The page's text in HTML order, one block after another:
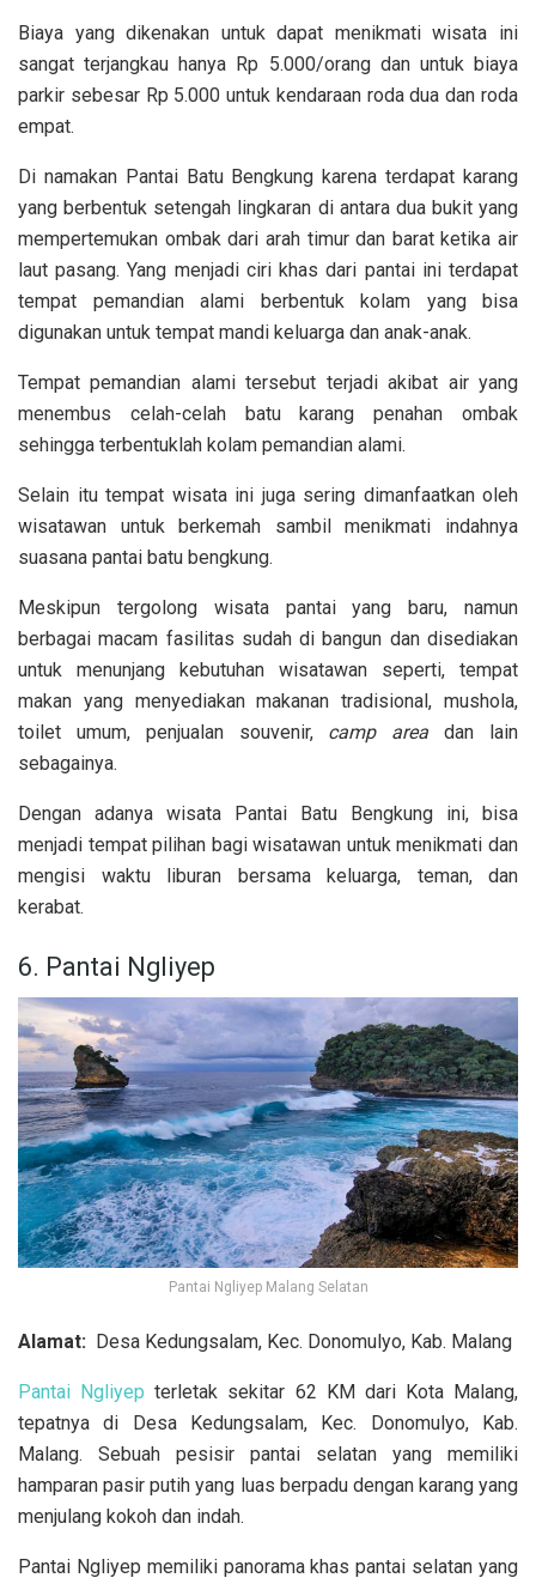
Biaya yang dikenakan untuk dapat menikmati wisata ini
sangat terjangkau hanya Rp 5.000/orang dan untuk biaya
parkir sebesar Rp 5.000 untuk kendaraan roda dua dan roda
empat.
Di namakan Pantai Batu Bengkung karena terdapat karang
yang berbentuk setengah lingkaran di antara dua bukit yang
mempertemukan ombak dari arah timur dan barat ketika air
laut pasang. Yang menjadi ciri khas dari pantai ini terdapat
tempat pemandian alami berbentuk kolam yang bisa
digunakan untuk tempat mandi keluarga dan anak-anak.
Tempat pemandian alami tersebut terjadi akibat air yang
menembus celah-celah batu karang penahan ombak
sehingga terbentuklah kolam pemandian alami.
Selain itu tempat wisata ini juga sering dimanfaatkan oleh
wisatawan untuk berkemah sambil menikmati indahnya
suasana pantai batu bengkung.
Meskipun tergolong wisata pantai yang baru, namun
berbagai macam fasilitas sudah di bangun dan disediakan
untuk menunjang kebutuhan wisatawan seperti, tempat
makan yang menyediakan makanan tradisional, mushola,
toilet umum, penjualan souvenir, camp area dan lain
sebagainya.
Dengan adanya wisata Pantai Batu Bengkung ini, bisa
menjadi tempat pilihan bagi wisatawan untuk menikmati dan
mengisi waktu liburan bersama keluarga, teman, dan
kerabat.
6. Pantai Ngliyep
Pantai Ngliyep Malang Selatan
Alamat: Desa Kedungsalam, Kec. Donomulyo, Kab. Malang
Pantai Ngliyep terletak sekitar 62 KM dari Kota Malang,
tepatnya di Desa Kedungsalam, Kec. Donomulyo, Kab.
Malang. Sebuah pesisir pantai selatan yang memiliki
hamparan pasir putih yang luas berpadu dengan karang yang
menjulang kokoh dan indah.
Pantai Ngliyep memiliki panorama khas pantai selatan yang